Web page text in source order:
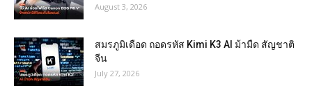
August 3, 2026
สมรภูมิเดือด ถอดรหัส Kimi K3 AI ม้ามืด สัญชาติ
จีน
July 27, 2026